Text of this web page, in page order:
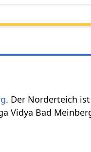
. Der Norderteich
Vidya Bad